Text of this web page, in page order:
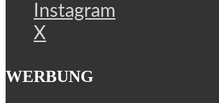
Instagram
X
WERBUNG